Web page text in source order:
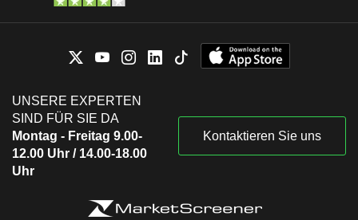
UNSERE EXPERTEN
SIND FÜR SIE DA
Montag - Freitag 9.00-
12.00 Uhr / 14.00-18.00
Uhr
Kontaktieren Sie uns